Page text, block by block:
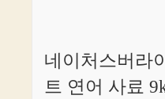
네이처스버라
트 연어 사료